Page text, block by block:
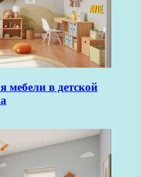
мебели в детской